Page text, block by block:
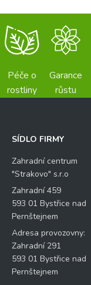
Péče o
rostliny
Garance
růstu
SÍDLO FIRMY
Zahradní centrum
"Strakovo" s.r.o
Zahradní 459
593 01 Bystřice nad
Pernštejnem
Adresa provozovny:
Zahradní 291
593 01 Bystřice nad
Pernštejnem